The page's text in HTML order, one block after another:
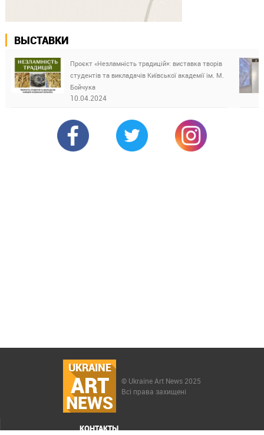
ВЫСТАВКИ
Проєкт «Незламність традицій»: виставка творів
студентів та викладачів Київської академії ім. М.
Бойчука
10.04.2024
UKRAINE
ART
NEWS
© Ukraine Art News 2025
Всі права захищені
КОНТАКТЫ